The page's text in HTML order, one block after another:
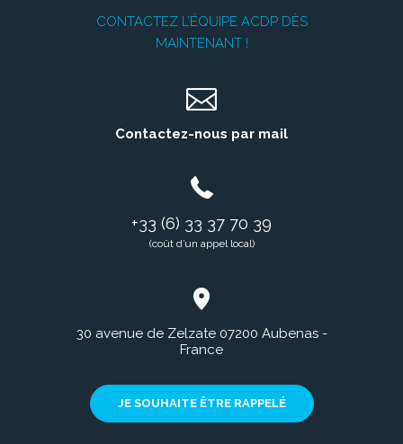
CONTACTEZ L’ÉQUIPE ACDP DÈS
MAINTENANT !
Contactez-nous par mail
+33 (6) 33 37 70 39
(coût d’un appel local)
30 avenue de Zelzate 07200 Aubenas -
France
JE SOUHAITE ÊTRE RAPPELÉ